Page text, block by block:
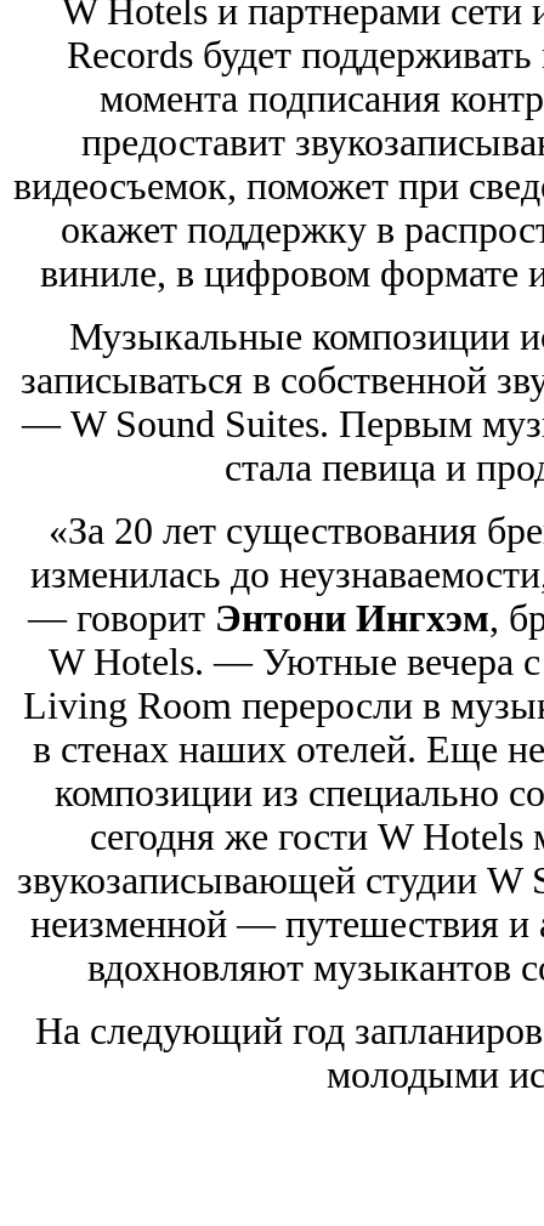
W Hotels и партнерами
Records будет
момента подписания
предоставит
видеосъемок, поможет при
окажет поддержку в
виниле, в цифровом формате
Музыкальные композиции
записываться в собственной
— W Sound Suites. Первым
стала певица и
«За 20 лет существования
изменилась до
— говорит Энтони Ингхэм,
W Hotels. — Уютные вечера
Living Room переросли в
в стенах наших отелей. Еще
композиции из специально
сегодня же гости W Hotels
звукозаписывающей студии W
неизменной — путешествия и
вдохновляют музыкантов
На следующий год
молодыми